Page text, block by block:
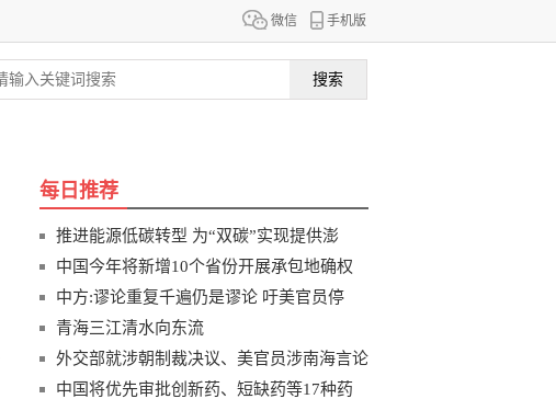
微信 手机版
搜索
每日推荐
推进能源低碳转型 为“双碳”实现提供澎
中国今年将新增10个省份开展承包地确权
整
中方:谬论重复千遍仍是谬论 吁美官员停
青海三江清水向东流
外交部就涉朝制裁决议、美官员涉南海言论
中国将优先审批创新药、短缺药等17种药